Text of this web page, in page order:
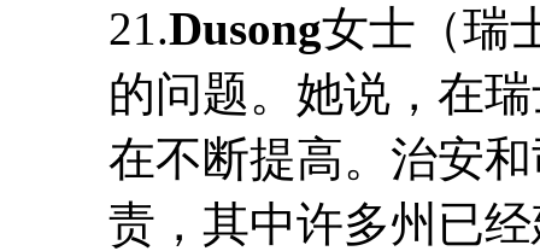
21.Dusong女士（瑞
的问题。她说，在
在不断提高。治安
责，其中许多州已